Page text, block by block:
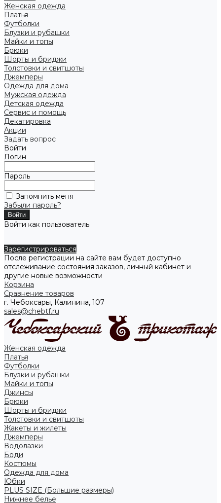
Женская одежда
Платья
Футболки
Блузки и рубашки
Майки и топы
Брюки
Шорты и бриджи
Толстовки и свитшоты
Джемперы
Одежда для дома
Мужская одежда
Детская одежда
Сервис и помощь
Декатировка
Акции
Задать вопрос
Войти
Логин
Пароль
Запомнить меня
Забыли пароль?
Войти как пользователь
Зарегистрироваться
После регистрации на сайте вам будет доступно
отслеживание состояния заказов, личный кабинет и
другие новые возможности
Корзина
Сравнение товаров
г. Чебоксары, Калинина, 107
sales@chebtf.ru
Женская одежда
Платья
Футболки
Блузки и рубашки
Майки и топы
Джинсы
Брюки
Шорты и бриджи
Толстовки и свитшоты
Жакеты и жилеты
Джемперы
Водолазки
Боди
Костюмы
Одежда для дома
Юбки
PLUS SIZE (Большие размеры)
Нижнее белье